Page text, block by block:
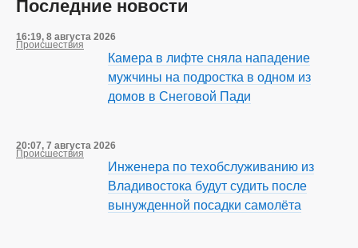
Последние новости
16:19, 8 августа 2026
Происшествия
Камера в лифте сняла нападение
мужчины на подростка в одном из
домов в Снеговой Пади
20:07, 7 августа 2026
Происшествия
Инженера по техобслуживанию из
Владивостока будут судить после
вынужденной посадки самолёта